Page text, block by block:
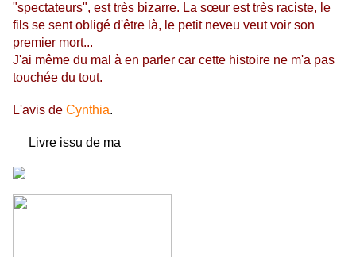
"spectateurs", est très bizarre. La sœur est très raciste, le
fils se sent obligé d'être là, le petit neveu veut voir son
premier mort...
J'ai même du mal à en parler car cette histoire ne m'a pas
touchée du tout.
L'avis de Cynthia.
Livre issu de ma